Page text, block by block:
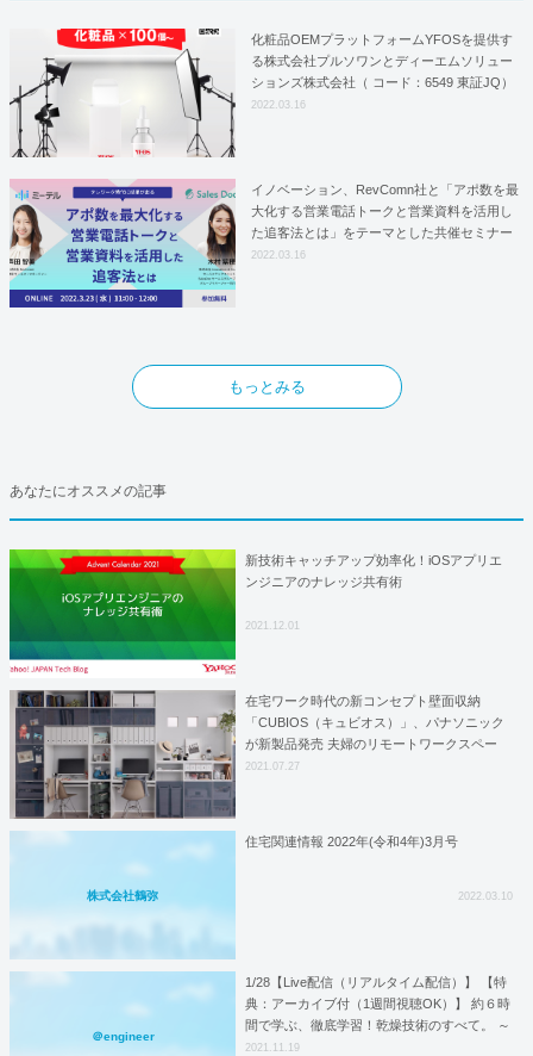
化粧品OEMプラットフォームYFOSを提供す
る株式会社プルソワンとディーエムソリュー
ションズ株式会社（ コード：6549 東証JQ）
はYFOSにおけるロジスティクスパートナー
2022.03.16
イノベーション、RevComn社と「アポ数を最
大化する営業電話トークと営業資料を活用し
た追客法とは」をテーマとした共催セミナー
を開催！
2022.03.16
もっとみる
あなたにオススメの記事
新技術キャッチアップ効率化！iOSアプリエ
ンジニアのナレッジ共有術
2021.12.01
在宅ワーク時代の新コンセプト壁面収納
「CUBIOS（キュビオス）」、パナソニック
が新製品発売 夫婦のリモートワークスペー
ス、仕事もリラックスもできるリビングなど
2021.07.27
株式会社鶴弥
住宅関連情報 2022年(令和4年)3月号
2022.03.10
＠engineer
1/28【Live配信（リアルタイム配信）】 【特
典：アーカイブ付（1週間視聴OK）】 約６時
間で学ぶ、徹底学習！乾燥技術のすべて。 ～
Excelを使った乾燥技術の評価実例とトラブル
2021.11.19